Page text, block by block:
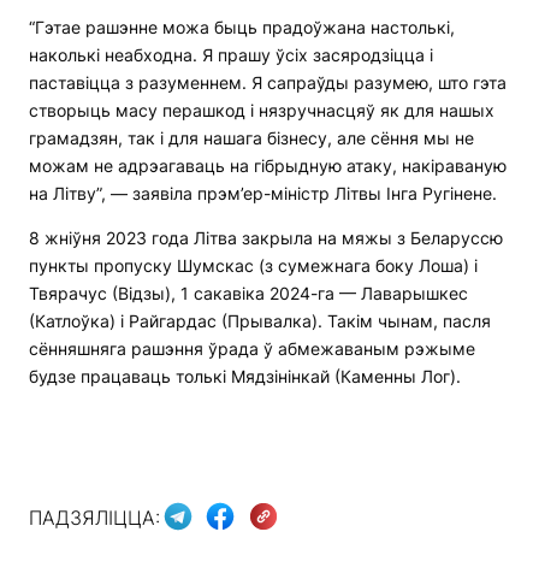
“Гэтае рашэнне можа быць прадоўжана настолькі,
наколькі неабходна. Я прашу ўсіх засяродзіцца і
паставіцца з разуменнем. Я сапраўды разумею, што гэта
створыць масу перашкод і нязручнасцяў як для нашых
грамадзян, так і для нашага бізнесу, але сёння мы не
можам не адрэагаваць на гібрыдную атаку, накіраваную
на Літву”, — заявіла прэм’ер-міністр Літвы Інга Ругінене.
8 жніўня 2023 года Літва закрыла на мяжы з Беларуссю
пункты пропуску Шумскас (з сумежнага боку Лоша) і
Твярачус (Відзы), 1 сакавіка 2024-га — Лаварышкес
(Катлоўка) і Райгардас (Прывалка). Такім чынам, пасля
сённяшняга рашэння ўрада ў абмежаваным рэжыме
будзе працаваць толькі Мядзінінкай (Каменны Лог).
ПАДЗЯЛІЦЦА: